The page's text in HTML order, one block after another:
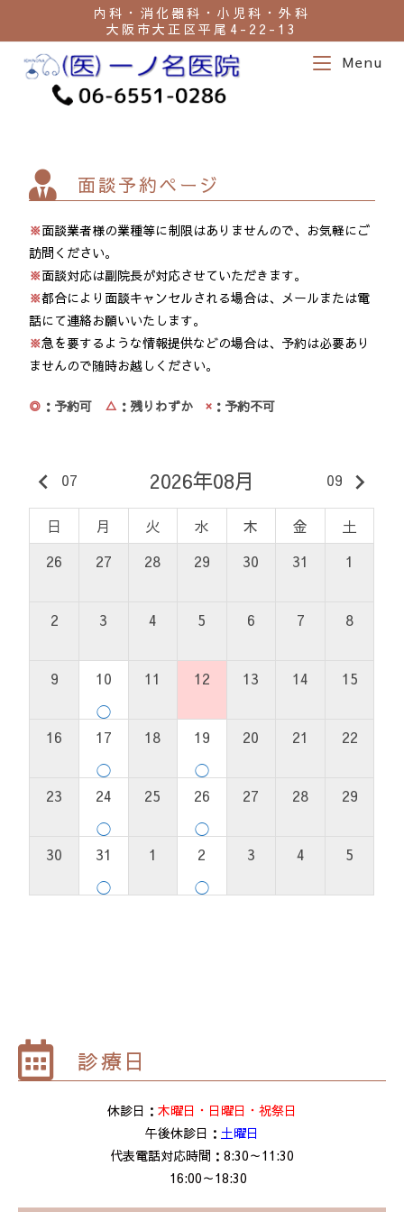
内科・消化器科・小児科・外科
大阪市大正区平尾4-22-13
Menu
面談予約ページ
※面談業者様の業種等に制限はありませんので、お気軽にご
訪問ください。
※面談対応は副院長が対応させていただきます。
※都合により面談キャンセルされる場合は、メールまたは電
話にて連絡お願いいたします。
※急を要するような情報提供などの場合は、予約は必要あり
ませんので随時お越しください。
◎ ：予約可 △ ：残りわずか× ：予約不可
keyboard_arrow_left 07 2026年08月 09 keyboard_arrow_right
日 月 火 水 木 金
土
26
27 28 29 30 31 1
2 3 4 5 6 7 8
9 10
◯
11 12 13 14 15
16 17
◯
18 19
◯
20 21 22
23 24
◯
25 26
◯
27 28 29
30 31
◯
1 2
◯
3 4 5
診療日
休診日： 木曜日・日曜日・祝祭日
午後休診日： 土曜日
代表電話対応時間：8:30～11:30
16:00～18:30